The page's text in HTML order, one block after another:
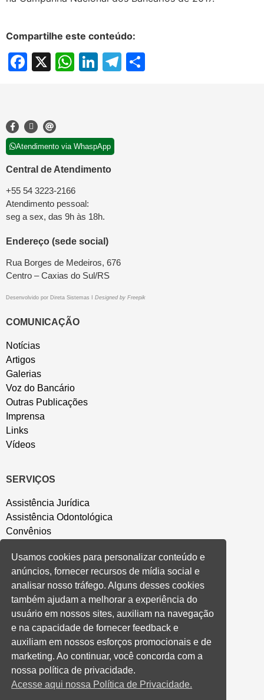
Compartilhe este conteúdo:
Facebook
X WhatsApp
LinkedIn
Telegram
Atendimento via WhaspApp
Central de Atendimento
+55 54 3223-2166
Atendimento pessoal:
seg a sex, das 9h às 18h.
Endereço (sede social)
Rua Borges de Medeiros, 676
Centro – Caxias do Sul/RS
Desenvolvido por Direta Sistemas Designed by Freepik
COMUNICAÇÃO
Notícias
Artigos
Galerias
Voz do Bancário
Outras Publicações
Imprensa
Links
Vídeos
SERVIÇOS
Assistência Jurídica
Assistência Odontológica
Convênios
Salão de Festa
Política de Privacidade
CONVENÇÃO COLETIVA E ACORDOS
Convenções Coletivas
Banco do Brasil
Caixa Econômica Federal
Banrisul
Privados
Usamos cookies para personalizar conteúdo e
anúncios, fornecer recursos de mídia social e
analisar nosso tráfego. Alguns desses cookies
também ajudam a melhorar a experiência do
usuário em nossos sites, auxiliam na navegação
e na capacidade de fornecer feedback e
auxiliam em nossos esforços promocionais e de
marketing. Ao continuar, você concorda com a
nossa política de privacidade.
Acesse aqui nossa Política de Privacidade.